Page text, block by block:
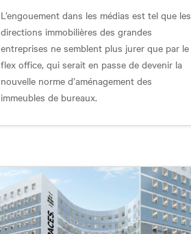
L’engouement dans les médias est tel que les
directions immobilières des grandes
entreprises ne semblent plus jurer que par le
flex office, qui serait en passe de devenir la
nouvelle norme d’aménagement des
immeubles de bureaux.